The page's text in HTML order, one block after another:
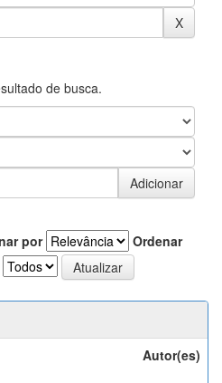
de busca.
por
Ordenar
Autor(es)